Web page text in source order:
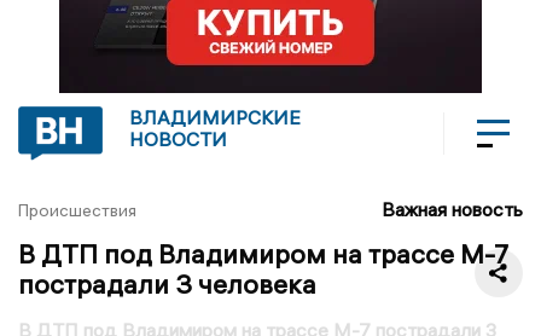
ВЛАДИМИРСКИЕ
НОВОСТИ
Происшествия Важная новость
В ДТП под Владимиром на трассе М-7
пострадали 3 человека
В ДТП под Владимиром на трассе М-7 пострадали 3